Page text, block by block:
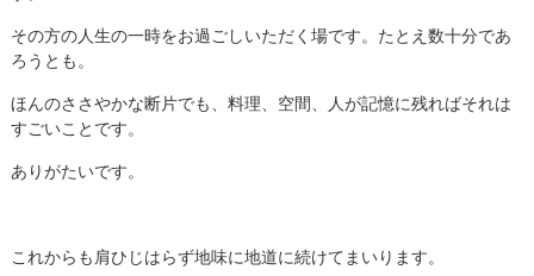
その方の人生の一時をお過ごしいただく場です。たとえ数十分であ
ろうとも。
ほんのささやかな断片でも、料理、空間、人が記憶に残ればそれは
すごいことです。
ありがたいです。
これからも肩ひじはらず地味に地道に続けてまいります。